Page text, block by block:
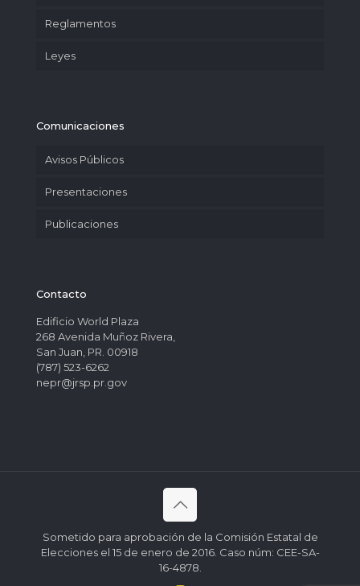
Reglamentos
Leyes
Comunicaciones
Avisos Públicos
Presentaciones
Publicaciones
Contacto
Edificio World Plaza
268 Avenida Muñoz Rivera,
San Juan, PR. 00918
(787) 523-6262
nepr@jrsp.pr.gov
Sometido para aprobación de la Comisión Estatal de
Elecciones el 15 de enero de 2016. Caso núm: CEE-SA-
16-4878.